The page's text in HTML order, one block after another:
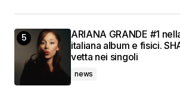
ARIANA GRANDE #1
italiana album e fisici.
vetta nei singoli
news